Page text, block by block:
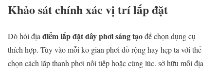
Khảo sát chính xác vị trí lắp đặt
Dò hỏi địa điểm lắp đặt dây phơi sáng tạođể chọn dụng cụ
thích hợp. Tùy vào mỗi ko gian phơi đồ rộng hay hẹp ta với thể
chọn cách lắp thanh phơi nối tiếp hoặc cùng lúc. sở hữu mỗi địa